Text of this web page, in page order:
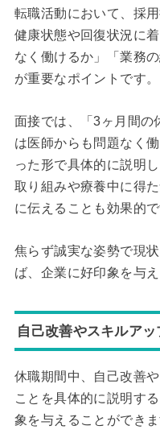
転職活動において、採
健康状態や回復状況に
なく働けるか」「業務
が重要なポイントです。
面接では、「3ヶ月間の
は医師からも問題なく
った形で具体的に説明
取り組みや療養中に得
に伝えることも効果的で
焦らず誠実な姿勢で現
ば、企業に好印象を与
自己改善やスキルア
休職期間中、自己改善
ことを具体的に説明す
象を与えることができま